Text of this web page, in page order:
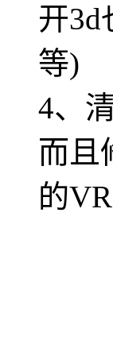
开3d
等)
4、
而且
的